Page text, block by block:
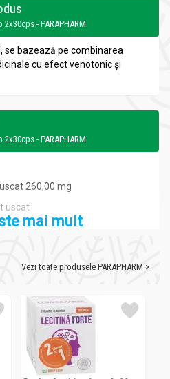
- PARAPHARM
se bazează pe combinarea
cu efect venotonic şi
- PARAPHARM
260,00 mg
uscat
se bazează pe combinarea
cu efect venotonic şi
constă în folosirea unor
plante, care au fost obţinute prin
generaţie. Centella asiatica
mai mult
Vezi toate produsele PARAPHARM >